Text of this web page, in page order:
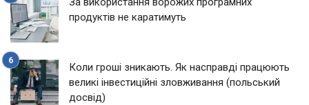
продуктів не каратимуть
Коли гроші зникають. Як насправді працюють
великі інвестиційні зловживання (польський
досвід)